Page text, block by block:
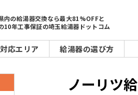
内の給湯器交換なら最大81%OFFと
10年工事保証の埼玉給湯器ドットコム
応エリア 給湯器の選び方
ノーリツ